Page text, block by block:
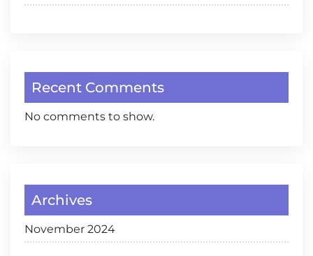
Recent Comments
No comments to show.
Archives
November 2024